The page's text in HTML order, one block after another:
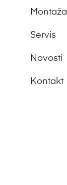
Montaža
Servis
Novosti
Kontakt